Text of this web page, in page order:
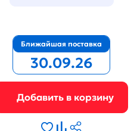
Ближайшая поставка
30.09.26